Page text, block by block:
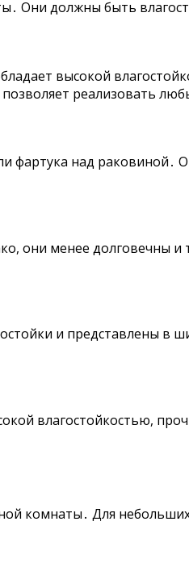
Они должны быть
высокой
реализовать
над раковиной․
они менее долговечны и
и представлены в
влагостойкостью,
комнаты․ Для